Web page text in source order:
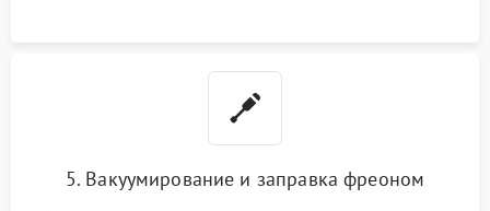
5. Вакуумирование и заправка фреоном